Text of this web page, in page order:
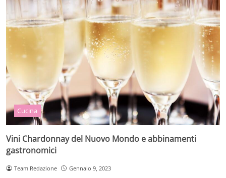
Cucina
Vini Chardonnay del Nuovo Mondo e abbinamenti
gastronomici
Team Redazione Gennaio 9, 2023